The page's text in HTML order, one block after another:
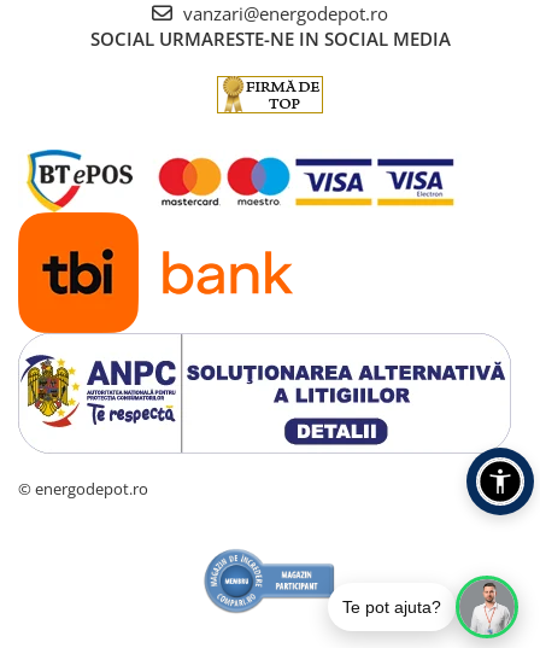
vanzari@energodepot.ro
SOCIAL URMARESTE-NE IN SOCIAL MEDIA
© energodepot.ro
Te pot ajuta?